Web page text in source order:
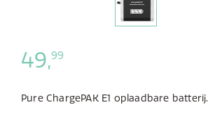
49,99
Pure ChargePAK E1 oplaadbare batterij.